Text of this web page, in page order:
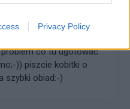
Privacy Policy
co tu ugotować
)) piszcie kobitki o
szybki obiad:-)